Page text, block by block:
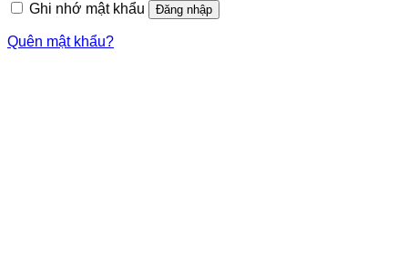
Ghi nhớ mật khẩu Đăng nhập
Quên mật khẩu?